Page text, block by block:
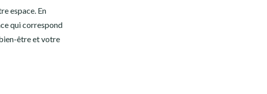
espace. En
qui correspond
être et votre